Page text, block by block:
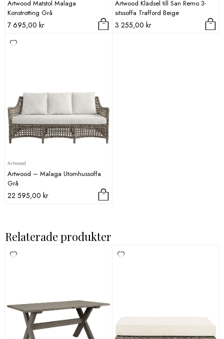
Artwood Matstol Malaga
Konstrotting Grå
7 695,00 kr
Artwood Klädsel till San Remo 3-
sitssoffa Trafford Beige
3 255,00 kr
Artwood
Artwood – Malaga Utomhussoffa
Grå
22 595,00 kr
Relaterade produkter